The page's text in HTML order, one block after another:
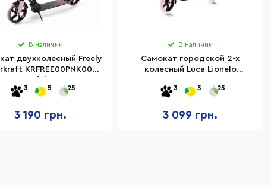
В наличии
двухколесный Freely
KRFREE00PNK0000
3 5 25
3 190 грн.
В наличии
Самокат городской 2-х
колесный Luca Lionelo
3 5 25
3 099 грн.